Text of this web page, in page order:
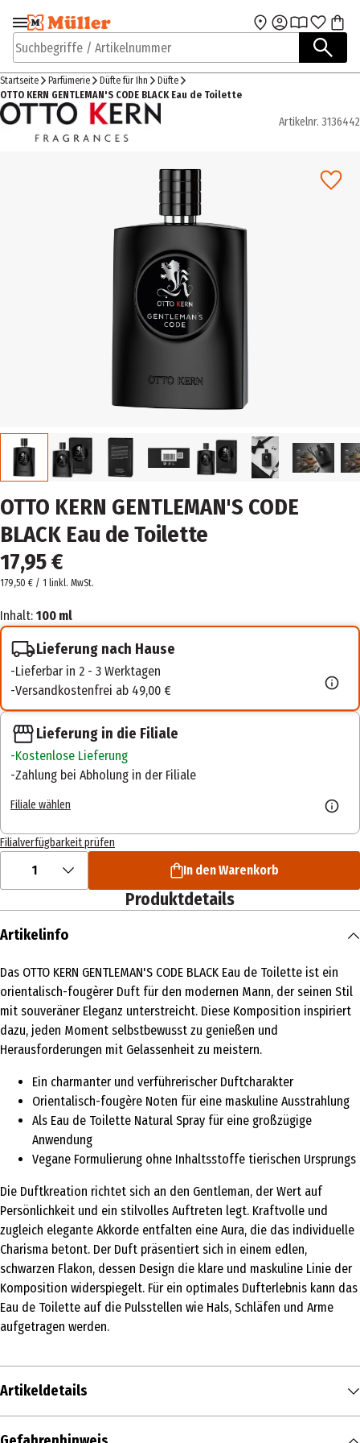
Zur Navigation
springen
Zum Hauptinhalt
Suchbegriffe / Artikelnummer
Startseite Parfümerie Düfte für Ihn
Düfte
OTTO KERN GENTLEMAN'S CODE BLACK Eau de Toilette
Artikelnr. 3136442
OTTO KERN GENTLEMAN'S CODE
BLACK Eau de Toilette
17,95 €
179,50 € / 1 linkl. MwSt.
Inhalt: 100 ml
Lieferung nach Hause
Lieferbar in 2 - 3 Werktagen
Versandkostenfrei ab 49,00 €
Lieferung in die Filiale
Kostenlose Lieferung
Zahlung bei Abholung in der Filiale
Filiale wählen
Filialverfügbarkeit prüfen
1 In den Warenkorb
Produktdetails
Artikelinfo
Das OTTO KERN GENTLEMAN'S CODE BLACK Eau de Toilette ist ein
orientalisch-fougèrer Duft für den modernen Mann, der seinen Stil
mit souveräner Eleganz unterstreicht. Diese Komposition inspiriert
dazu, jeden Moment selbstbewusst zu genießen und
Herausforderungen mit Gelassenheit zu meistern.
Ein charmanter und verführerischer Duftcharakter
Orientalisch-fougère Noten für eine maskuline Ausstrahlung
Als Eau de Toilette Natural Spray für eine großzügige
Anwendung
Vegane Formulierung ohne Inhaltsstoffe tierischen Ursprungs
Die Duftkreation richtet sich an den Gentleman, der Wert auf
Persönlichkeit und ein stilvolles Auftreten legt. Kraftvolle und
zugleich elegante Akkorde entfalten eine Aura, die das individuelle
Charisma betont. Der Duft präsentiert sich in einem edlen,
schwarzen Flakon, dessen Design die klare und maskuline Linie der
Komposition widerspiegelt. Für ein optimales Dufterlebnis kann das
Eau de Toilette auf die Pulsstellen wie Hals, Schläfen und Arme
aufgetragen werden.
Artikeldetails
Inhalt